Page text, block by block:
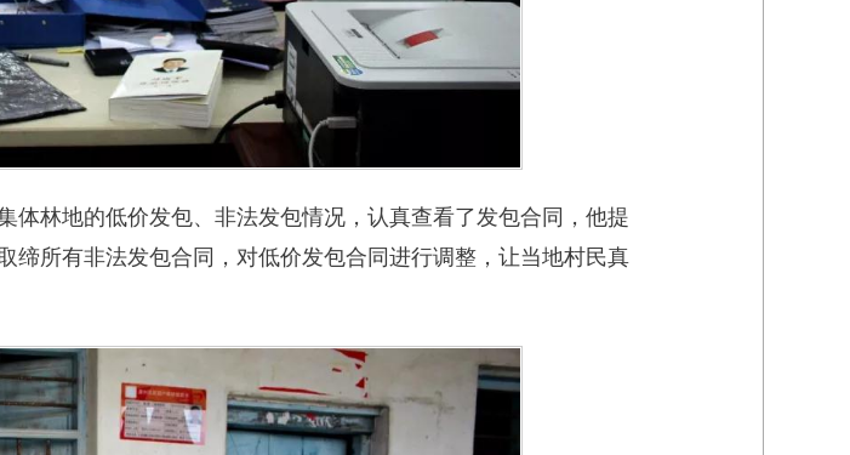
体林地的低价发包、非法发包情况，认真查看了发包合同，他提
缔所有非法发包合同，对低价发包合同进行调整，让当地村民真